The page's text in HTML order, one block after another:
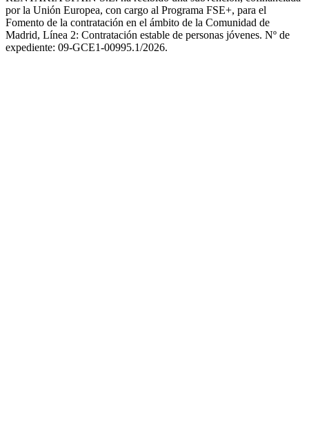
por la Unión Europea, con cargo al Programa FSE+, para el
Fomento de la contratación en el ámbito de la Comunidad de
Madrid, Línea 2: Contratación estable de personas jóvenes. Nº de
expediente: 09-GCE1-00995.1/2026.